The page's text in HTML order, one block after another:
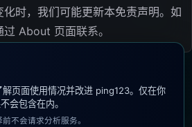
时，我们可能更新本免责声明。如
About 页面联系。
需手动触发。
页面使用情况并改进 ping123。仅在你
会包含在内。
前不会请求分析服务。